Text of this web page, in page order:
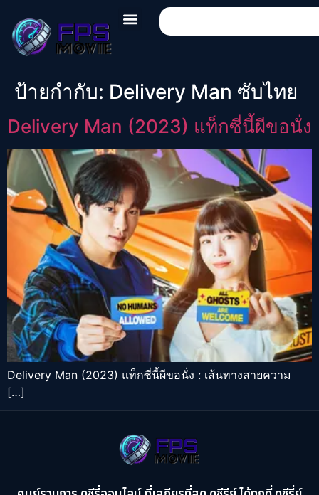
ป้ายกำกับ: Delivery Man ซับไทย
Delivery Man (2023) แท็กซี่นี้ผีขอนั่ง
Delivery Man (2023) แท็กซี่นี้ผีขอนั่ง : เส้นทางสายความ
[…]